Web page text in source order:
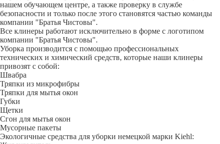
нашем обучающем центре, а также проверку в службе
безопасности и только после этого становятся частью команды
компании "Братья Чистовы".
Все клинеры работают исключительно в форме с логотипом
компании "Братья Чистовы".
Уборка производится с помощью профессиональных
технических и химический средств, которые наши клинеры
привозят с собой:
Швабра
Тряпки из микрофибры
Тряпки для мытья окон
Губки
Щетки
Сгон для мытья окон
Мусорные пакеты
Экологичные средства для уборки немецкой марки Kiehl: